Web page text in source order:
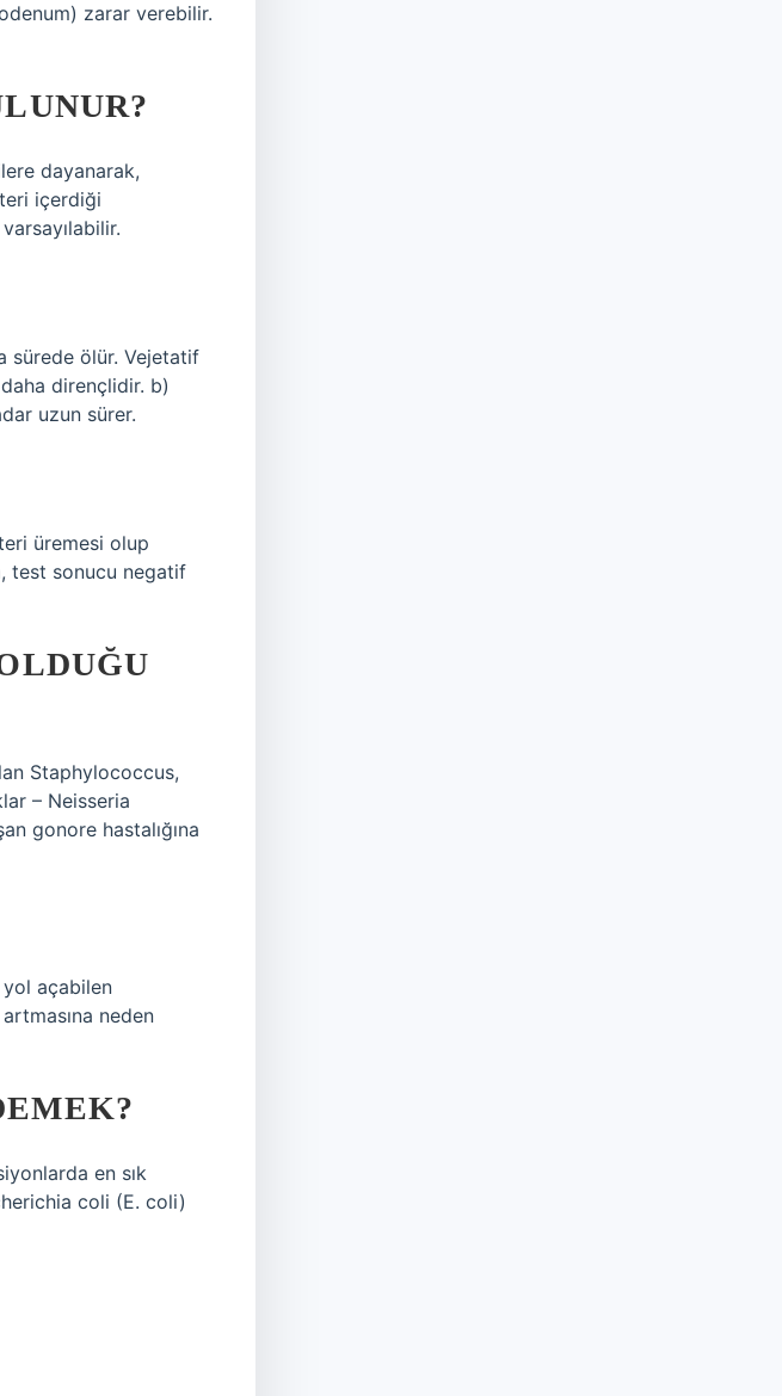
zarar verebilir.
dayanarak,
içerdiği
sürede ölür. Vejetatif
dirençlidir. b)
uzun sürer.
üremesi olup
test sonucu negatif
Staphylococcus,
– Neisseria
gonore hastalığına
açabilen
neden
en sık
coli (E. coli)